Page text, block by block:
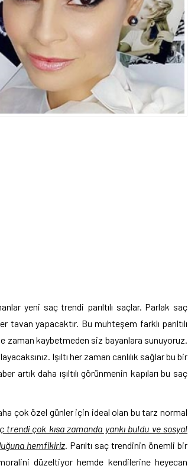
yeni saç trendi parıltılı saçlar. Parlak saç
yapacaktır. Bu muhteşem farklı parıltılı
zaman kaybetmeden siz bayanlara sunuyoruz.
Işıltı her zaman canlılık sağlar bu bir
artık daha ışıltılı görünmenin kapıları bu saç
çok özel günler için ideal olan bu tarz normal
trendi çok kısa zamanda yankı buldu ve sosyal
hemfikiriz. Parıltı saç trendinin önemli bir
düzeltiyor hemde kendilerine heyecan